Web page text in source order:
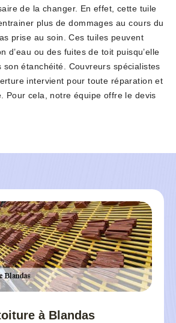
de la changer. En effet, cette tuile
plus de dommages au cours du
prise au soin. Ces tuiles peuvent
d’eau ou des fuites de toit puisqu’elle
son étanchéité. Couvreurs spécialistes
intervient pour toute réparation et
Pour cela, notre équipe offre le devis
à Blandas